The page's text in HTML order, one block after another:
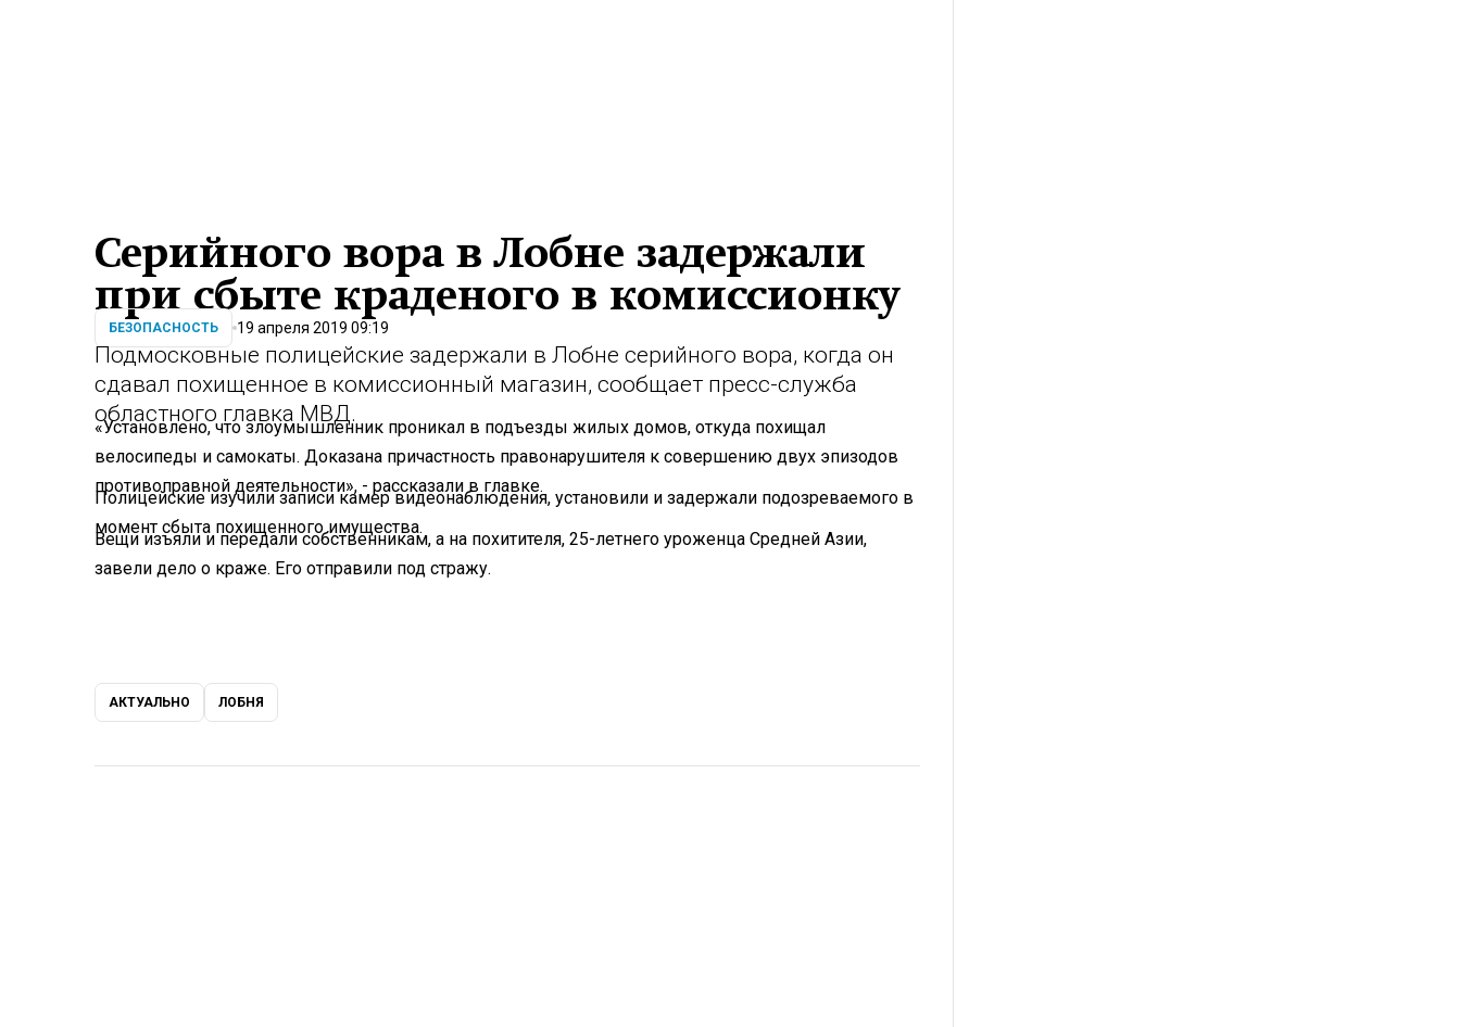
Серийного вора в Лобне задержали
при сбыте краденого в комиссионку
БЕЗОПАСНОСТЬ 19 апреля 2019 09:19
Подмосковные полицейские задержали в Лобне серийного вора, когда он
сдавал похищенное в комиссионный магазин, сообщает пресс-служба
областного главка МВД.
«Установлено, что злоумышленник проникал в подъезды жилых домов, откуда похищал
велосипеды и самокаты. Доказана причастность правонарушителя к совершению двух эпизодов
противоправной деятельности», - рассказали в главке.
Полицейские изучили записи камер видеонаблюдения, установили и задержали подозреваемого в
момент сбыта похищенного имущества.
Вещи изъяли и передали собственникам, а на похитителя, 25-летнего уроженца Средней Азии,
завели дело о краже. Его отправили под стражу.
АКТУАЛЬНО ЛОБНЯ